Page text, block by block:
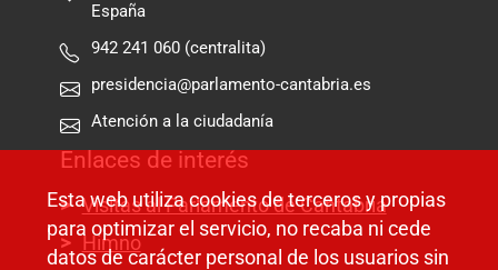
España
942 241 060 (centralita)
presidencia@parlamento-cantabria.es
Atención a la ciudadanía
Enlaces de interés
Visitas al Parlamento de Cantabria
Himno
Esta web utiliza cookies de terceros y propias
para optimizar el servicio, no recaba ni cede
datos de carácter personal de los usuarios sin